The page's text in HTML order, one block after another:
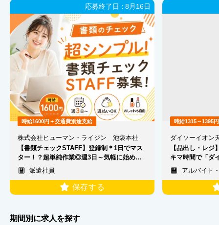
応募終了日：8月16日
株式会社ヒューマン・ライジン 池袋本社
【書類チェックSTAFF】登録制＊1日でマス
ター！？超単純作業◎週3日～気軽に始めよ
う♪
派遣社員
時給1600円＋交通費別途支給
保存する
ダイソーイオン
【品出し・レ
キマ時間で「ダ
◎
アルバイト
時給1315～1395
期間別に求人を探す